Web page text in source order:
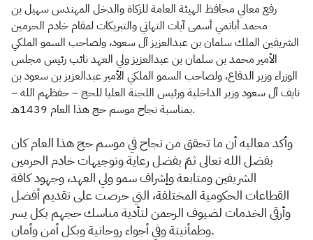
رفع معالي محافظ الهيئة العامة للزكاة والدخل المهندس سهيل بن
محمد أبانمي أسمى آيات التهاني والتبريكات لمقام خادم الحرمين
الشريفين الملك سلمان بن عبدالعزيز آل سعود، ولصاحب السمو الملكي
الأمير محمد بن سلمان بن عبدالعزيز ولي العهد نائب رئيس مجلس
الوزراء وزير الدفاع، ولصاحب السمو الملكي الأمير عبدالعزيز بن سعود بن
نايف آل سعود وزير الداخلية ورئيس اللجنة العليا للحج – حفظهم الله –
بمناسبة نجاح موسم حج هذا العام 1439هـ.
وأكد معاليه أن ما تحقق من نجاح في موسم حج هذا العام كان
بفضل الله تعالى ثمّ بفضل رعاية وتوجيهات خادم الحرمين
الشريفين ومتابعة وإشراف سمو ولي العهد، وجهود كافة
القطاعات الحكومية المختلفة، التي حرصت على تقديم أفضل
وأرقى الخدمات لضيوف الرحمن لتأدية مناسك حجهم بكل يسر
وطمأنينة وفي أجواء روحانية وبكل أمن وأمان.